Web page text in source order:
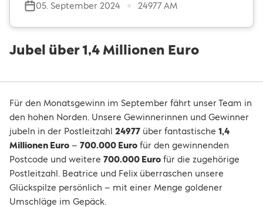
05. September 2024 24977 AM
Jubel über 1,4 Millionen Euro
Für den Monatsgewinn im September fährt unser Team in
den hohen Norden. Unsere Gewinnerinnen und Gewinner
jubeln in der Postleitzahl 24977 über fantastische 1,4
Millionen Euro – 700.000 Euro für den gewinnenden
Postcode und weitere 700.000 Euro für die zugehörige
Postleitzahl. Beatrice und Felix überraschen unsere
Glückspilze persönlich – mit einer Menge goldener
Umschläge im Gepäck.